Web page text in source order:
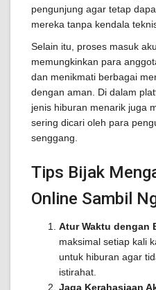
pengunjung agar tetap
mereka tanpa kendala
Selain itu, proses masuk
memungkinkan para
dan menikmati berbagai
dengan aman. Di dalam
jenis hiburan menarik juga
sering dicari oleh para
senggang.
Tips Bijak
Online Sambil
Atur Waktu dengan
maksimal setiap kali
untuk hiburan agar
istirahat.
Jaga Kerahasiaan